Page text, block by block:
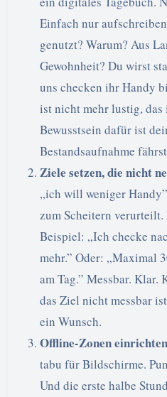
Einfach nur
genutzt? Warum? Aus
Gewohnheit? Du wirst
uns checken ihr Handy
ist nicht mehr lustig, das
Bewusstsein dafür ist
Bestandsaufnahme
Ziele setzen, die nicht
„ich will weniger
zum Scheitern verurteilt.
Beispiel: „Ich checke
mehr.” Oder: „Maximal
am Tag.” Messbar. Klar.
das Ziel nicht messbar
ein Wunsch.
Offline-Zonen
tabu für Bildschirme.
Und die erste halbe